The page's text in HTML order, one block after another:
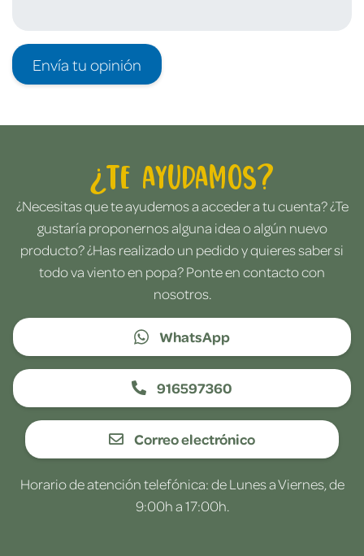
Envía tu opinión
¿Te ayudamos?
¿Necesitas que te ayudemos a acceder a tu cuenta? ¿Te
gustaría proponernos alguna idea o algún nuevo
producto? ¿Has realizado un pedido y quieres saber si
todo va viento en popa? Ponte en contacto con
nosotros.
WhatsApp
916597360
Correo electrónico
Horario de atención telefónica: de Lunes a Viernes, de
9:00h a 17:00h.